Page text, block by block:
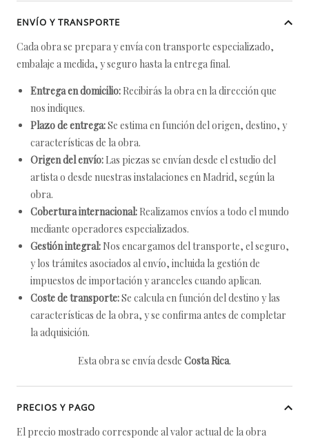
ENVÍO Y TRANSPORTE
Cada obra se prepara y envía con transporte especializado,
embalaje a medida, y seguro hasta la entrega final.
Entrega en domicilio: Recibirás la obra en la dirección que
nos indiques.
Plazo de entrega:Se estima en función del origen, destino, y
características de la obra.
Origen del envío: Las piezas se envían desde el estudio del
artista o desde nuestras instalaciones en Madrid, según la
obra.
Cobertura internacional: Realizamos envíos a todo el mundo
mediante operadores especializados.
Gestión integral: Nos encargamos del transporte, el seguro,
y los trámites asociados al envío, incluida la gestión de
impuestos de importación y aranceles cuando aplican.
Coste de transporte:Se calcula en función del destino y las
características de la obra, y se confirma antes de completar
la adquisición.
Esta obra se envía desde Costa Rica.
PRECIOS Y PAGO
El precio mostrado corresponde al valor actual de la obra